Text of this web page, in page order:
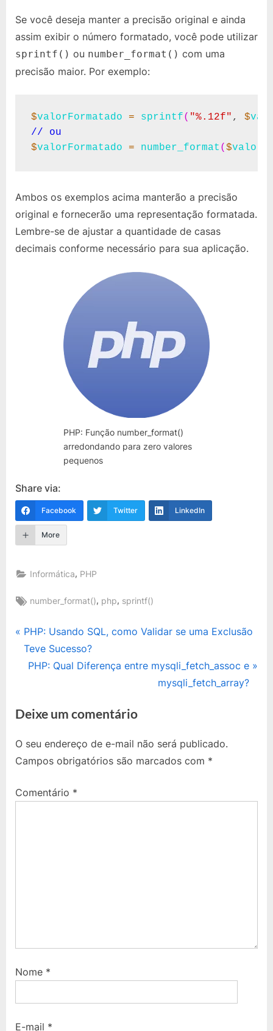
Se você deseja manter a precisão original e ainda
assim exibir o número formatado, você pode utilizar
sprintf() ou number_format() com uma
precisão maior. Por exemplo:
$valorFormatado = sprintf( "%.12f" , $
// ou
$valorFormatado = number_format ( $
Ambos os exemplos acima manterão a precisão
original e fornecerão uma representação formatada.
Lembre-se de ajustar a quantidade de casas
decimais conforme necessário para sua aplicação.
PHP: Função number_format()
arredondando para zero valores
pequenos
Share via:
Facebook Twitter LinkedIn
More
Informática, PHP
Tags:
number_format(), php, sprintf()
Navegação
de
P
r
o
s
P
s
PHP: Usando SQL, como Validar se uma Exclusão
Teve Sucesso?
N
t
o
s
:
PHP: Qual Diferença entre mysqli_fetch_assoc e
mysqli_fetch_array?
Deixe um comentário
O seu endereço de e-mail não será publicado.
Campos obrigatórios são marcados com *
Comentário *
Nome *
E-mail *